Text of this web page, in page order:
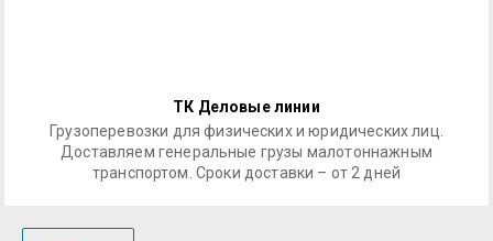
ТК Деловые линии
Грузоперевозки для физических и юридических лиц.
Доставляем генеральные грузы малотоннажным
транспортом. Сроки доставки – от 2 дней